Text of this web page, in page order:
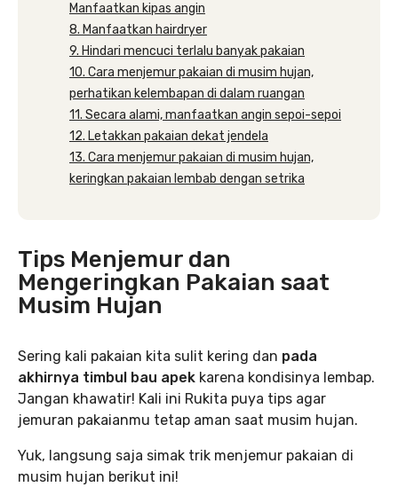
Manfaatkan kipas angin
8. Manfaatkan hairdryer
9. Hindari mencuci terlalu banyak pakaian
10. Cara menjemur pakaian di musim hujan,
perhatikan kelembapan di dalam ruangan
11. Secara alami, manfaatkan angin sepoi-sepoi
12. Letakkan pakaian dekat jendela
13. Cara menjemur pakaian di musim hujan,
keringkan pakaian lembab dengan setrika
Tips Menjemur dan
Mengeringkan Pakaian saat
Musim Hujan
Sering kali pakaian kita sulit kering dan pada
akhirnya timbul bau apek karena kondisinya lembap.
Jangan khawatir! Kali ini Rukita puya tips agar
jemuran pakaianmu tetap aman saat musim hujan.
Yuk, langsung saja simak trik menjemur pakaian di
musim hujan berikut ini!